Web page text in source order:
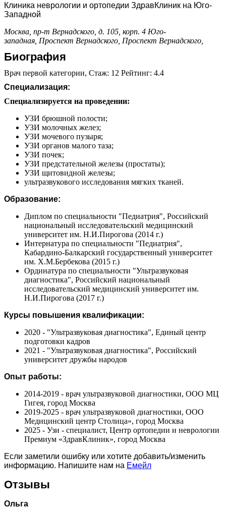
Клиника неврологии и ортопедии ЗдравКлиник на Юго-
Западной
Москва, пр-т Вернадского, д. 105, корп. 4 Юго-
западная, Проспект Вернадского, Проспект Вернадского,
Биография
Врач первой категории, Стаж: 12 Рейтинг: 4.4
Специализация:
Специализируется на проведении:
УЗИ брюшной полости;
УЗИ молочных желез;
УЗИ мочевого пузыря;
УЗИ органов малого таза;
УЗИ почек;
УЗИ предстательной железы (простаты);
УЗИ щитовидной железы;
ультразвукового исследования мягких тканей.
Образование:
Диплом по специальности "Педиатрия", Российский
национальный исследовательский медицинский
университет им. Н.И.Пирогова (2014 г.)
Интернатура по специальности "Педиатрия",
Кабардино-Балкарский государственный университет
им. Х.М.Бербекова (2015 г.)
Ординатура по специальности "Ультразвуковая
диагностика", Российский национальный
исследовательский медицинский университет им.
Н.И.Пирогова (2017 г.)
Курсы повышения квалификации:
2020 - "Ультразвуковая диагностика", Единый центр
подготовки кадров
2021 - "Ультразвуковая диагностика", Российский
университет дружбы народов
Опыт работы:
2014-2019 - врач ультразвуковой диагностики, ООО МЦ
Гигея, город Москва
2019-2025 - врач ультразвуковой диагностики, ООО
Медицинский центр Столица», город Москва
2025 - Узи - специалист, Центр ортопедии и неврологии
Премиум «ЗдравКлиник», город Москва
Если заметили ошибку или хотите добавить/изменить
информацию. Напишите нам на Емейл
Отзывы
Ольга